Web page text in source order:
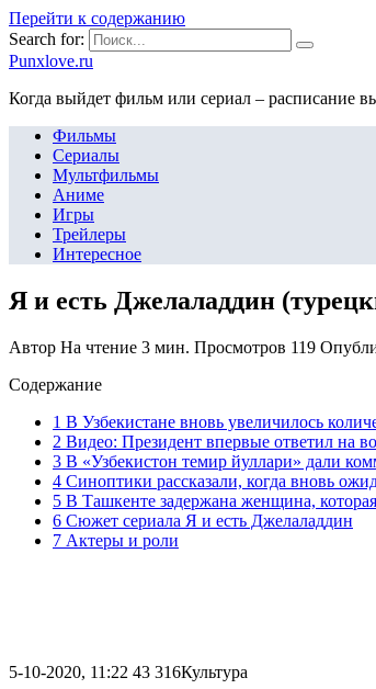
Перейти к содержанию
Search for:
Punxlove.ru
Когда выйдет фильм или сериал – расписание
Фильмы
Сериалы
Мультфильмы
Аниме
Игры
Трейлеры
Интересное
Я и есть Джелаладдин
Автор На чтение 3 мин. Просмотров 119
Содержание
1 В Узбекистане вновь увеличилось
2 Видео: Президент впервые ответил на
3 В «Узбекистон темир йуллари» дали
4 Синоптики рассказали, когда вновь
5 В Ташкенте задержана женщина,
6 Сюжет сериала Я и есть Джелаладдин
7 Актеры и роли
5-10-2020, 11:22 43 316Культура